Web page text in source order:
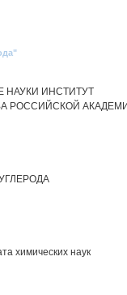
НАУКИ ИНСТИТУТ
РОССИЙСКОЙ
химических наук